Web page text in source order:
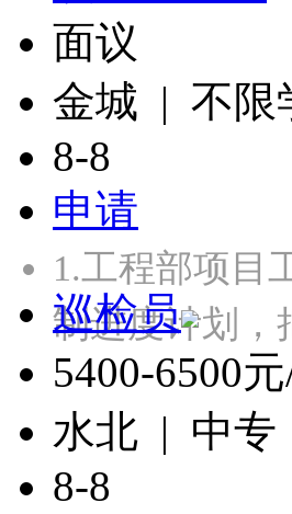
面议
金城 | 不限
8-8
申请
1.工程部项目
制进度计划
巡检员
5400-6500元
水北 | 中专
8-8